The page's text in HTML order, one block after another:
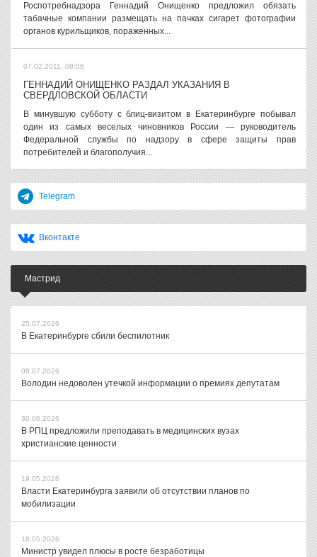
Роспотребнадзора Геннадий Онищенко предложил обязать
табачные компании размещать на пачках сигарет фотографии
органов курильщиков, пораженных...
07.02.2011, 08:06
ГЕННАДИЙ ОНИЩЕНКО РАЗДАЛ УКАЗАНИЯ В
СВЕРДЛОВСКОЙ ОБЛАСТИ
В минувшую субботу с блиц-визитом в Екатеринбурге побывал
один из самых веселых чиновников России — руководитель
Федеральной службы по надзору в сфере защиты прав
потребителей и благополучия...
Telegram
Вконтакте
Мастрид
25.07.2026
В Екатеринбурге сбили беспилотник
08.07.2026
Володин недоволен утечкой информации о премиях депутатам
30.06.2026
В РПЦ предложили преподавать в медицинских вузах
христианские ценности
19.05.2026
Власти Екатеринбурга заявили об отсутствии планов по
мобилизации
18.05.2026
Министр увидел плюсы в росте безработицы